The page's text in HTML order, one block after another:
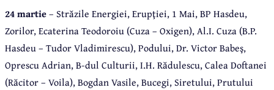
24 martie– Străzile Energiei, Erupţiei, 1 Mai, BP Hasdeu,
Zorilor, Ecaterina Teodoroiu (Cuza – Oxigen), Al.I. Cuza (B.P.
Hasdeu – Tudor Vladimirescu), Podului, Dr. Victor Babeş,
Oprescu Adrian, B-dul Culturii, I.H. Rădulescu, Calea Doftanei
(Răcitor – Voila), Bogdan Vasile, Bucegi, Siretului, Prutului